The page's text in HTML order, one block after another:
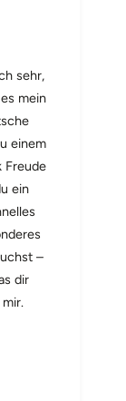
sehr,
mein
einem
Freude
ein
–
dir